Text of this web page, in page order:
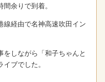
余りで到着。
線経由で名神高速吹田イン
しながら「和子ちゃんと
ブでした。